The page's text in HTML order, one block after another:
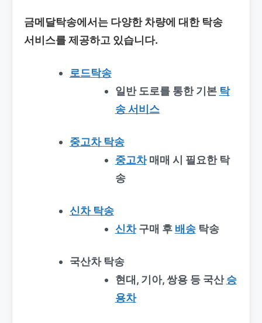
금메달탁송에서는 다양한 차량에 대한 탁송
서비스를 제공하고 있습니다.
로드탁송
일반 도로를 통한 기본 탁
송서비스
중고차 탁송
중고차매매 시 필요한 탁
송
신차 탁송
신차구매 후 배송탁송
국산차 탁송
현대, 기아, 쌍용 등 국산승
용차